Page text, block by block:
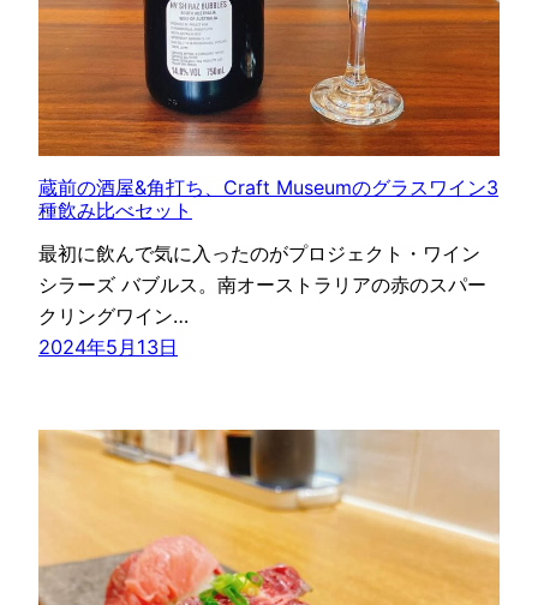
蔵前の酒屋&角打ち、Craft Museumのグラスワイン3
種飲み比べセット
最初に飲んで気に入ったのがプロジェクト・ワイン
シラーズ バブルス。南オーストラリアの赤のスパー
クリングワイン…
2024年5月13日